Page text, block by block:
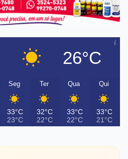
26°C
Seg
33°C
23°C
Ter
32°C
22°C
Qua
33°C
22°C
Qui
33°C
21°C